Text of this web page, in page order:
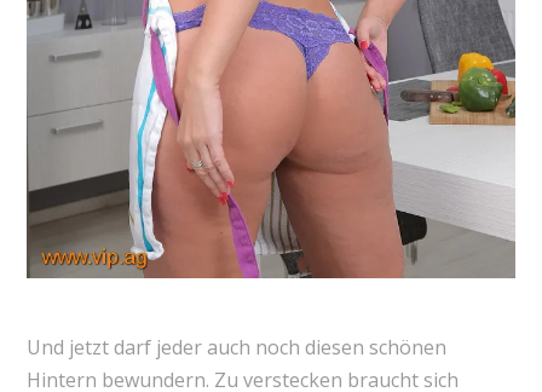
Und jetzt darf jeder auch noch diesen schönen
Hintern bewundern. Zu verstecken braucht sich